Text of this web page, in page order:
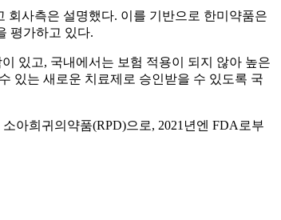
회사측은 설명했다. 이를 기반으로 한미약품은
평가하고 있다.
있고, 국내에서는 보험 적용이 되지 않아 높은
있는 새로운 치료제로 승인받을 수 있도록 국
아희귀의약품(RPD)으로, 2021년엔 FDA로부